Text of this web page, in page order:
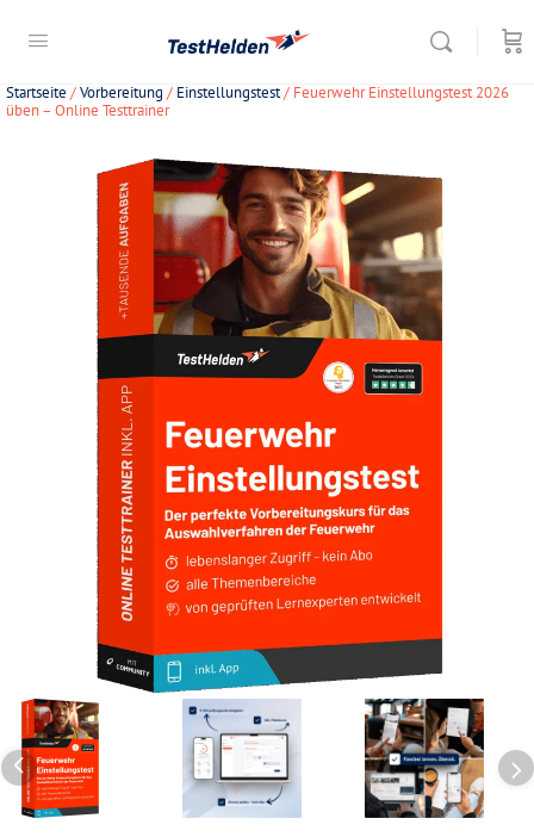
Startseite /Vorbereitung / Einstellungstest/ Feuerwehr Einstellungstest 2026
üben – Online Testtrainer